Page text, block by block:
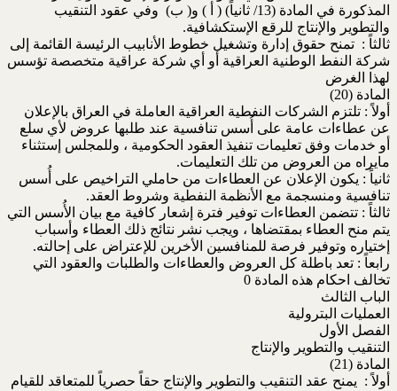
المذكورة في المادة (13/ ثانياً) ( أ ) و( ب) وفي عقود التنقيب
والتطوير والإنتاج للرقع الإستكشافية.
ثالثاً : تمنح حقوق إدارة وتشغيل خطوط الأنابيب الرئيسة القائمة إلى
شركة النفط الوطنية العراقية أو أي شركة عراقية متخصصة تؤسس
لهذا الغرض
المادة (20)
أولاً : تلتزم الشركات النفطية العراقية العاملة في العراق بالإعلان
عن عطاءات عامة على أُسس تنافسية عند طلبها عروض لأي سلع
أو خدمات وفق تعليمات تنفيذ العقود الحكومية ، وللمجلس إستثناء
مايراه من العروض من تلك التعليمات.
ثانياً : يكون الإعلان عن العطاءات من حاملي التراخيص على أُسس
تنافسية ومنسجمة مع الأنظمة النفطية وشروط العقد.
ثالثاً : تتضمن العطاءات توفير فترة إشعار كافية مع بيان الأُسس التي
يتم منح العطاء بمقتضاها ، ويجب نشر نتائج ذلك العطاء وأسباب
إختياره وتوفير فرصة للمنافسين الأخرين للإعتراض على إحالته.
رابعاً : تعد باطلة كل العروض والعطاءات والطلبات والعقود التي
تخالف احكام هذه المادة 0
الباب الثالث
العمليات البترولية
الفصل الأول
التنقيب والتطوير والإنتاج
المادة (21)
أولاً : يمنح عقد التنقيب والتطوير والإنتاج حقاً حصرياً للمتعاقد للقيام